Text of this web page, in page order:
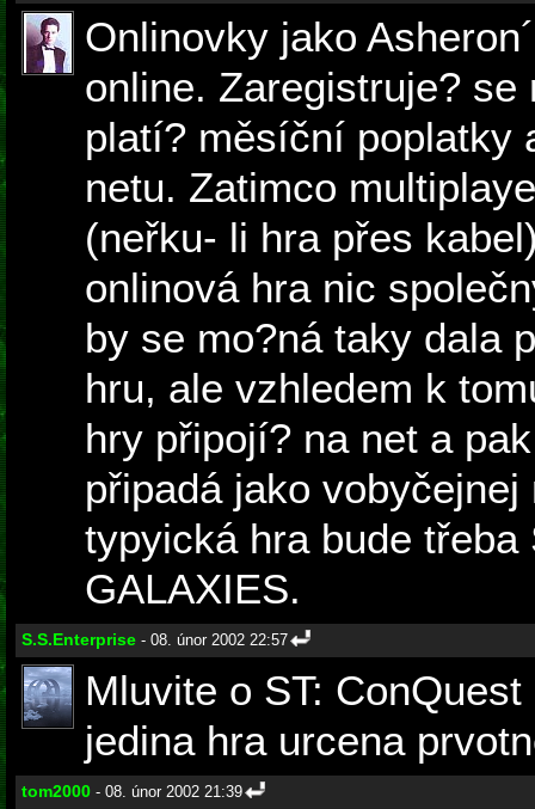
Onlinovky jako
online. Zaregistruje?
platí? měsíční poplatky
netu. Zatimco
(neřku- li hra přes
onlinová hra nic
by se mo?ná taky dala
hru, ale vzhledem k
hry připojí? na net a
připadá jako
typyická hra bude třeba
GALAXIES.
S.S.Enterprise - 08. únor 2002 22:57
Mluvite o ST:
jedina hra urcena
tom2000 - 08. únor 2002 21:39